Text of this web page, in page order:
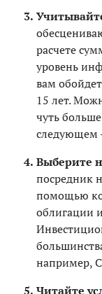
расчете
уровень
вам
15 лет.
чуть
следующем
Выберите
посредник
помощью
облигации
например,
Читайте